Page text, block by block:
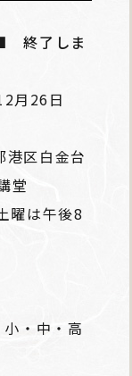
終了しま
月26日
港区白金台
堂
曜は午後8
・中・高